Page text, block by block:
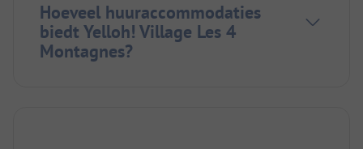
Hoeveel huuraccommodaties
biedt Yelloh! Village Les 4
Montagnes?